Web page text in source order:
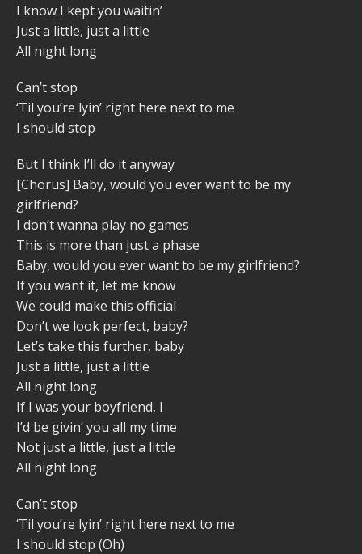
I know I kept you waitin’
Just a little, just a little
All night long
Can’t stop
‘Til you’re lyin’ right here next to me
I should stop
But I think I’ll do it anyway
[Chorus] Baby, would you ever want to be my
girlfriend?
I don’t wanna play no games
This is more than just a phase
Baby, would you ever want to be my girlfriend?
If you want it, let me know
We could make this official
Don’t we look perfect, baby?
Let’s take this further, baby
Just a little, just a little
All night long
If I was your boyfriend, I
I’d be givin’ you all my time
Not just a little, just a little
All night long
Can’t stop
‘Til you’re lyin’ right here next to me
I should stop (Oh)